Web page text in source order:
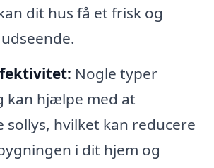
dit hus få et frisk og
Nogle typer
kan hjælpe med at
sollys, hvilket kan reducere
i dit hjem og